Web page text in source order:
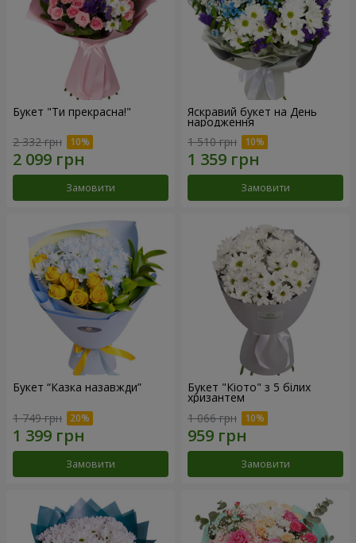
Букет "Ти прекрасна!"
2 332 грн
Замовити
Яскравий букет на День
народження
1 510 грн
Замовити
Букет “Казка назавжди”
1 749 грн
Замовити
Букет "Кіото" з 5 білих
хризантем
1 066 грн
Замовити